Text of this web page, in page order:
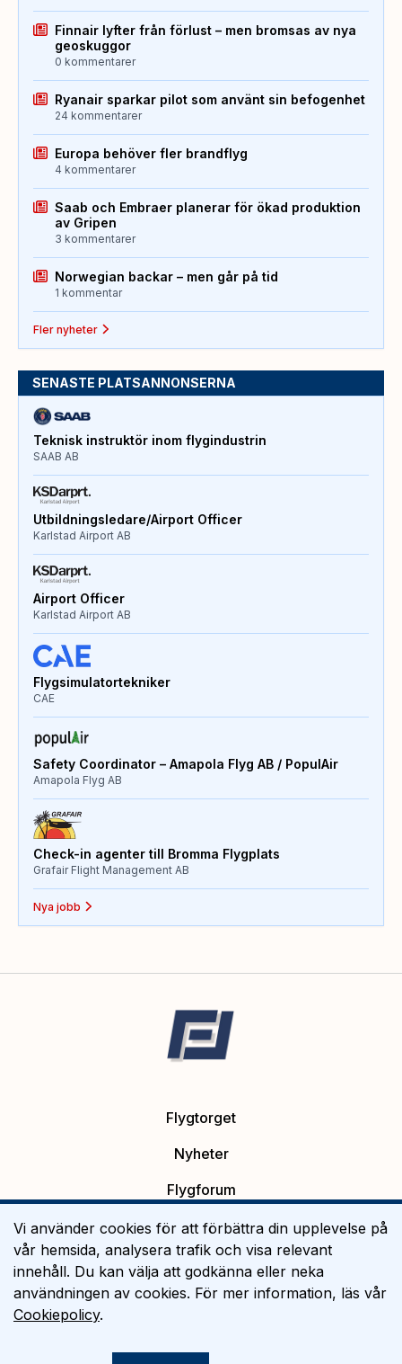
Finnair lyfter från förlust – men bromsas av nya
geoskuggor
0 kommentarer
Ryanair sparkar pilot som använt sin befogenhet
24 kommentarer
Europa behöver fler brandflyg
4 kommentarer
Saab och Embraer planerar för ökad produktion
av Gripen
3 kommentarer
Norwegian backar – men går på tid
1 kommentar
Fler nyheter
SENASTE PLATSANNONSERNA
Teknisk instruktör inom flygindustrin
SAAB AB
Utbildningsledare/Airport Officer
Karlstad Airport AB
Airport Officer
Karlstad Airport AB
Flygsimulatortekniker
CAE
Safety Coordinator – Amapola Flyg AB / PopulAir
Amapola Flyg AB
Check-in agenter till Bromma Flygplats
Grafair Flight Management AB
Nya jobb
Flygtorget
Nyheter
Flygforum
Platsannonser
Flygutbildning
Om Flygtorget
Vi använder cookies för att förbättra din upplevelse på
vår hemsida, analysera trafik och visa relevant
innehåll. Du kan välja att godkänna eller neka
användningen av cookies. För mer information, läs vår
Cookiepolicy.